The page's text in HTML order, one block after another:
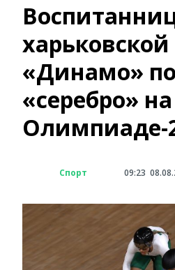
«Динамо»
«серебро» на
Олимпиаде-
Спорт 09:23